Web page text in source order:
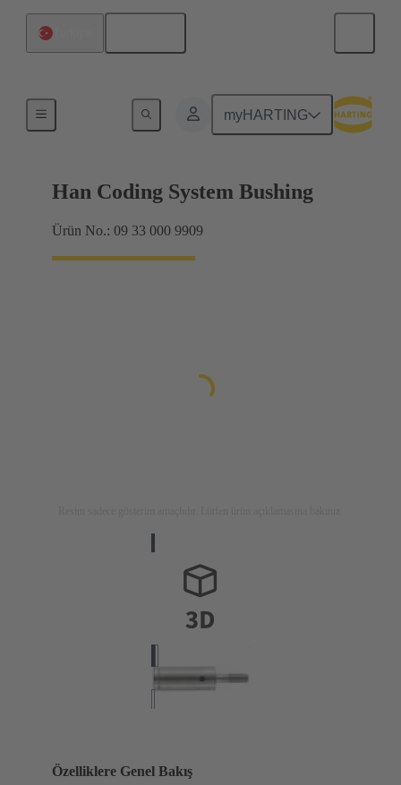
myHARTING
Han Coding System Bushing
Ürün No.: 09 33 000 9909
Özelliklere Genel Bakış